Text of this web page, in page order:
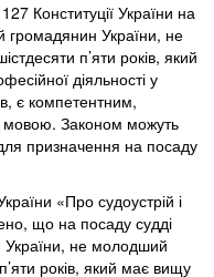
Конституції України на
громадянин України, не
п’яти років, який
діяльності у
є компетентним,
мовою. Законом можуть
призначення на посаду
«Про судоустрій і
що на посаду судді
не молодший
років, який має вищу